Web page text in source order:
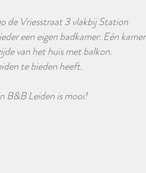
de Vriesstraat 3 vlakbij Station
een eigen badkamer. Eén kamer
van het huis met balkon.
Leiden te bieden heeft.
B&B Leiden is mooi!